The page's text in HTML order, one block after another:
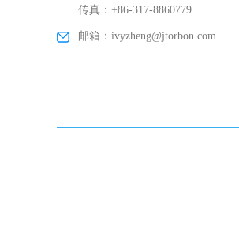
传真：+86-317-8860779
邮箱：ivyzheng@jtorbon.com